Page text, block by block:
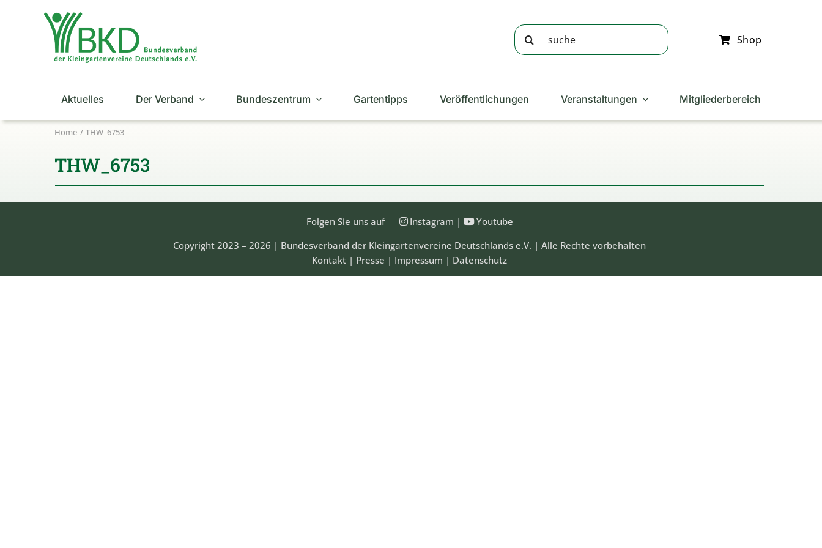
Suche
nach:
Shop
Aktuelles Der Verband Bundeszentrum Gartentipps Veröffentlichungen Veranstaltungen Mitgliederbereich
Home THW_6753
THW_6753
Folgen Sie uns auf Instagram |
Youtube
Copyright 2023 – 2026 | Bundesverband der Kleingartenvereine Deutschlands e.V. | Alle Rechte vorbehalten
Kontakt | Presse | Impressum | Datenschutz